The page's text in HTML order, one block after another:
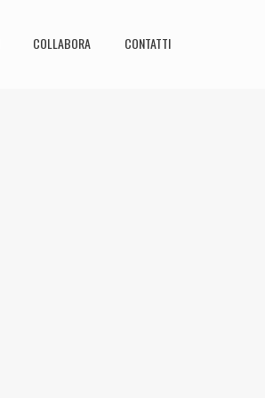
COLLABORA CONTATTI